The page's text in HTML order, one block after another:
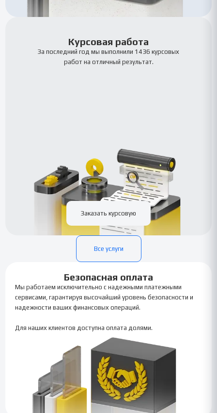
Курсовая работа
За последний год мы выполнили 1436 курсовых
работ на отличный результат.
Заказать курсовую
Все услуги
Безопасная оплата
Мы работаем исключительно с надежными платежными
сервисами, гарантируя высочайший уровень безопасности и
надежности ваших финансовых операций.
Для наших клиентов доступна оплата долями.